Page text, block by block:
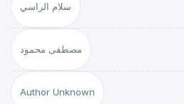
سلام الراسي
مصطفى محمود
Author Unknown